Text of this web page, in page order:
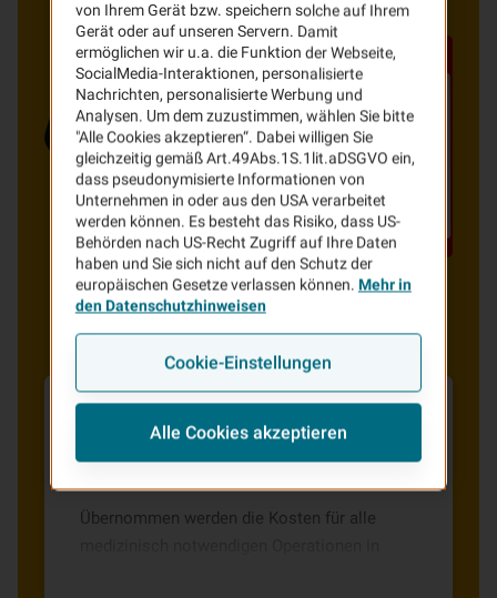
Übernahme der Kosten für medizinisch
notwendige Operationen
Übernommen werden die Kosten für alle
von Ihrem Gerät bzw. speichern solche auf Ihrem
Gerät oder auf unseren Servern. Damit
ermöglichen wir u.a. die Funktion der Webseite,
SocialMedia-Interaktionen, personalisierte
Nachrichten, personalisierte Werbung und
Analysen. Um dem zuzustimmen, wählen Sie bitte
"Alle Cookies akzeptieren“. Dabei willigen Sie
gleichzeitig gemäß Art.49Abs.1S.1lit.aDSGVO ein,
dass pseudonymisierte Informationen von
Unternehmen in oder aus den USA verarbeitet
werden können. Es besteht das Risiko, dass US-
Behörden nach US-Recht Zugriff auf Ihre Daten
haben und Sie sich nicht auf den Schutz der
europäischen Gesetze verlassen können. Mehr in
den Datenschutzhinweisen
Cookie-Einstellungen
Alle Cookies akzeptieren